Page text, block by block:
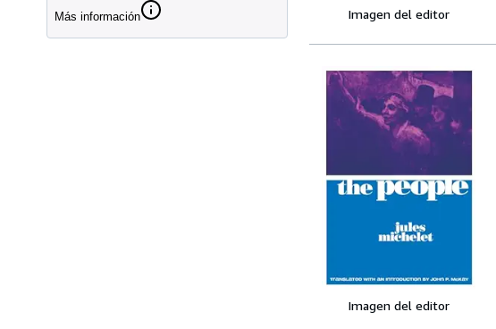
Más información Imagen del editor
Imagen del editor